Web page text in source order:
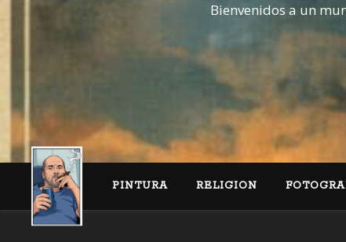
Bienvenidos a un
PINTURA RELIGION